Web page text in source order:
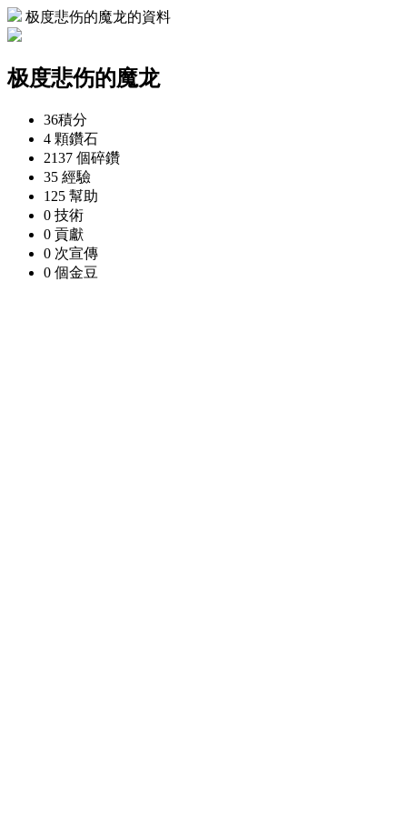
极度悲伤的魔龙的資料
极度悲伤的魔龙
36積分
4 顆鑽石
2137 個碎鑽
35 經驗
125 幫助
0 技術
0 貢獻
0 次宣傳
0 個金豆